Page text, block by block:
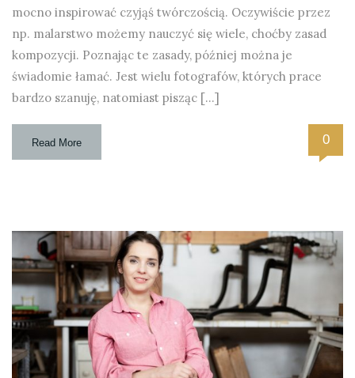
mocno inspirować czyjąś twórczością. Oczywiście przez
np. malarstwo możemy nauczyć się wiele, choćby zasad
kompozycji. Poznając te zasady, później można je
świadomie łamać. Jest wielu fotografów, których prace
bardzo szanuję, natomiast pisząc […]
Read More 0